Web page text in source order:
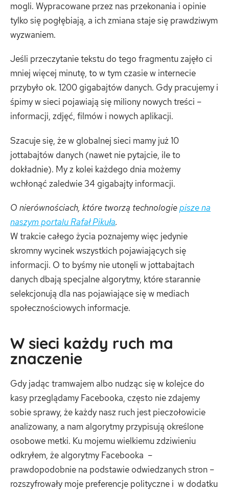
mogli. Wypracowane przez nas przekonania i opinie
tylko się pogłębiają, a ich zmiana staje się prawdziwym
wyzwaniem.
Jeśli przeczytanie tekstu do tego fragmentu zajęło ci
mniej więcej minutę, to w tym czasie w internecie
przybyło ok. 1200 gigabajtów danych. Gdy pracujemy i
śpimy w sieci pojawiają się miliony nowych treści –
informacji, zdjęć, filmów i nowych aplikacji.
Szacuje się, że w globalnej sieci mamy już 10
jottabajtów danych (nawet nie pytajcie, ile to
dokładnie). My z kolei każdego dnia możemy
wchłonąć zaledwie 34 gigabajty informacji.
O nierównościach, które tworzą technologiepisze na
naszym portalu Rafał Pikuła.
W trakcie całego życia poznajemy więc jedynie
skromny wycinek wszystkich pojawiających się
informacji. O to byśmy nie utonęli w jottabajtach
danych dbają specjalne algorytmy, które starannie
selekcjonują dla nas pojawiające się w mediach
społecznościowych informacje.
W sieci każdy ruch ma
znaczenie
Gdy jadąc tramwajem albo nudząc się w kolejce do
kasy przeglądamy Facebooka, często nie zdajemy
sobie sprawy, że każdy nasz ruch jest pieczołowicie
analizowany, a nam algorytmy przypisują określone
osobowe metki. Ku mojemu wielkiemu zdziwieniu
odkryłem, że algorytmy Facebooka –
prawdopodobnie na podstawie odwiedzanych stron –
rozszyfrowały moje preferencje polityczne i w dodatku